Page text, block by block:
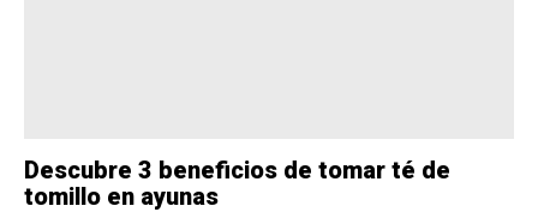
Descubre 3 beneficios de tomar té de
tomillo en ayunas